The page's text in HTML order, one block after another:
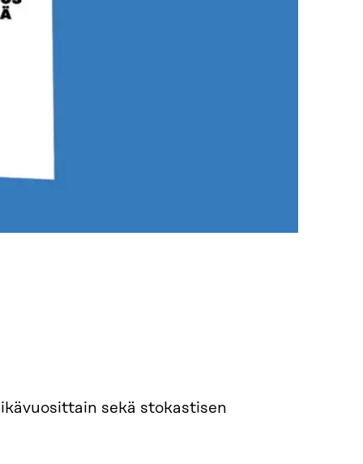
sekä stokastisen